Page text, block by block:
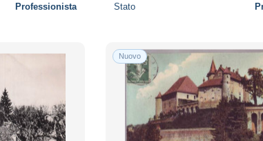
Professionista Stato
Nuovo